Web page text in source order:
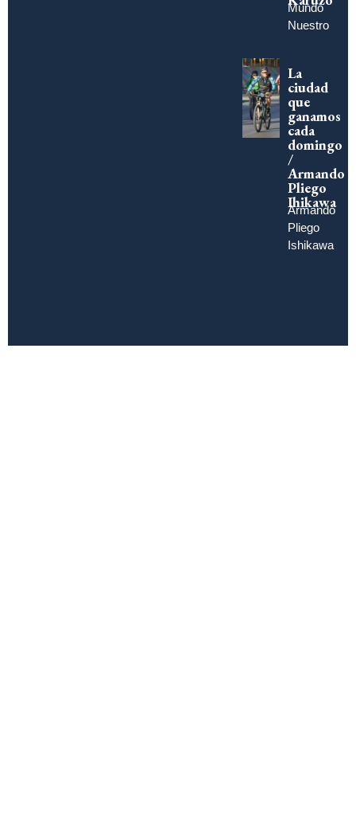
Mundo
Nuestro
La
ciudad
que
ganamos
cada
domingo
/
Armando
Pliego
Ihikawa
Armando
Pliego
Ishikawa